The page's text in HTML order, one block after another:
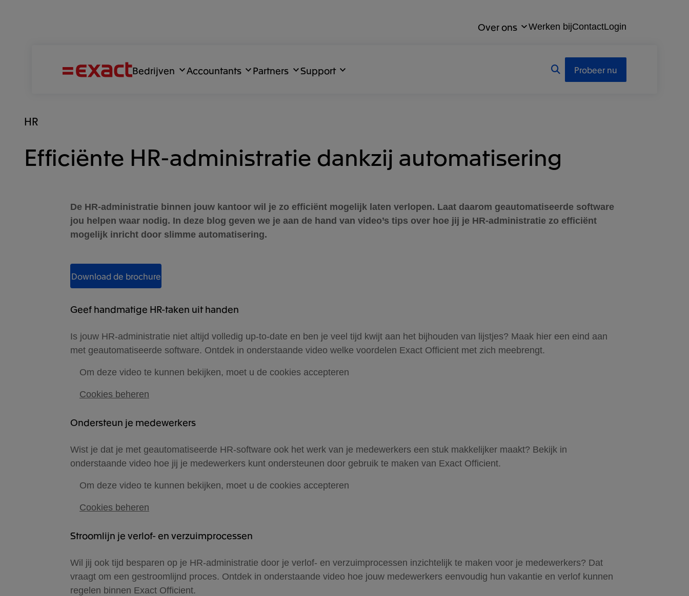
Bedrijven Accountants Partners Support Probeer nu
Over ons Werken bijContactLogin
HR
Efficiënte HR-administratie dankzij automatisering
De HR-administratie binnen jouw kantoor wil je zo efficiënt mogelijk laten verlopen. Laat daarom geautomatiseerde software
jou helpen waar nodig. In deze blog geven we je aan de hand van video’s tips over hoe jij je HR-administratie zo efficiënt
mogelijk inricht door slimme automatisering.
Download de brochure
Geef handmatige HR-taken uit handen
Is jouw HR-administratie niet altijd volledig up-to-date en ben je veel tijd kwijt aan het bijhouden van lijstjes? Maak hier een eind aan
met geautomatiseerde software. Ontdek in onderstaande video welke voordelen Exact Officient met zich meebrengt.
Om deze video te kunnen bekijken, moet u de cookies accepteren
Cookies beheren
Ondersteun je medewerkers
Wist je dat je met geautomatiseerde HR-software ook het werk van je medewerkers een stuk makkelijker maakt? Bekijk in
onderstaande video hoe jij je medewerkers kunt ondersteunen door gebruik te maken van Exact Officient.
Om deze video te kunnen bekijken, moet u de cookies accepteren
Cookies beheren
Stroomlijn je verlof- en verzuimprocessen
Wil jij ook tijd besparen op je HR-administratie door je verlof- en verzuimprocessen inzichtelijk te maken voor je medewerkers? Dat
vraagt om een gestroomlijnd proces. Ontdek in onderstaande video hoe jouw medewerkers eenvoudig hun vakantie en verlof kunnen
regelen binnen Exact Officient.